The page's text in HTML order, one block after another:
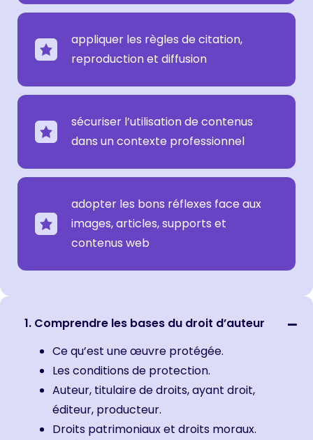
appliquer les règles de citation,
reproduction et diffusion
sécuriser l’utilisation de contenus
dans un contexte professionnel
adopter les bons réflexes face aux
images, articles, supports et
contenus web
1. Comprendre les bases du droit d’auteur
Ce qu’est une œuvre protégée.
Les conditions de protection.
Auteur, titulaire de droits, ayant droit,
éditeur, producteur.
Droits patrimoniaux et droits moraux.